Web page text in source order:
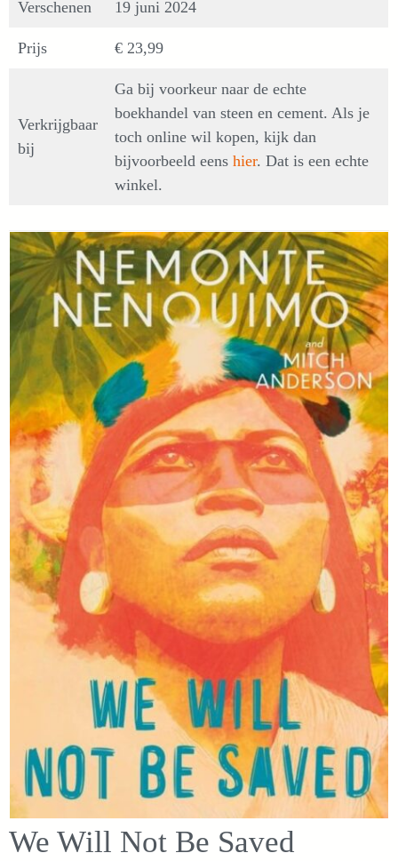
Verschenen 19 juni 2024
Prijs € 23,99
Verkrijgbaar
bij
Ga bij voorkeur naar de echte
boekhandel van steen en cement. Als je
toch online wil kopen, kijk dan
bijvoorbeeld eens hier. Dat is een echte
winkel.
We Will Not Be Saved